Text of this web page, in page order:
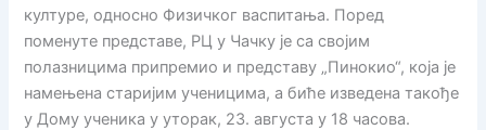
културе, односно Физичког васпитања. Поред
поменуте представе, РЦ у Чачку је са својим
полазницима припремио и представу „Пинокио“, која је
намењена старијим ученицима, а биће изведена такође
у Дому ученика у уторак, 23. августа у 18 часова.